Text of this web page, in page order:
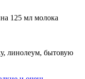
125 мл молока
линолеум, бытовую